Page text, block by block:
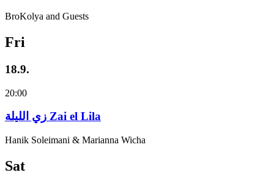
BroKolya and Guests
Fri
18.9.
20:00
زي‌ اللیلة Zai el Lila
Hanik Soleimani & Marianna Wicha
Sat